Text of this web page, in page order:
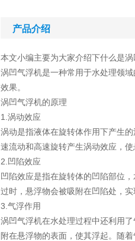
产品介绍
本文小编主要为大家介绍下什么是
涡凹气浮机是一种常用于水处理领
效果。
涡凹气浮机的原理
1.涡动效应
涡动是指液体在旋转体作用下产生
速流动和高速旋转产生涡动效应，
2.凹陷效应
凹陷效应是指在旋转体的凹陷部位
过时，悬浮物会被吸附在凹陷处，实
3.气浮作用
涡凹气浮机在水处理过程中还利用
附在悬浮物的表面，使其浮起。随